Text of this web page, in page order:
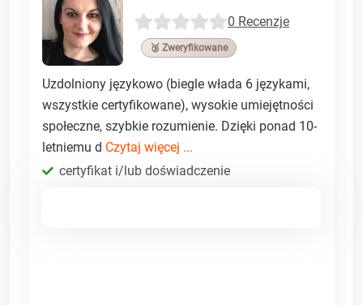
0 Recenzje
🥉 Zweryfikowane
Uzdolniony językowo (biegle włada 6 językami,
wszystkie certyfikowane), wysokie umiejętności
społeczne, szybkie rozumienie. Dzięki ponad 10-
letniemu d Czytaj więcej ...
certyfikat i/lub doświadczenie